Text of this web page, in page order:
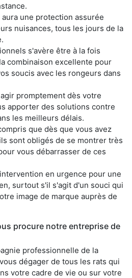
une protection assurée
nuisances, tous les jours de la
s'avère être à la fois
combinaison excellente pour
soucis avec les rongeurs dans
promptement dès votre
apporter des solutions contre
les meilleurs délais.
que dès que vous avez
sont obligés de se montrer très
vous débarrasser de ces
en urgence pour une
surtout s'il s'agit d'un souci qui
image de marque auprès de
procure notre entreprise de
professionnelle de la
dégager de tous les rats qui
votre cadre de vie ou sur votre